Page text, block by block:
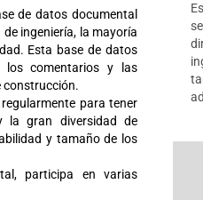
de datos documental
ingeniería, la mayoría
Esta base de datos
los comentarios y las
construcción.
para tener
la gran diversidad de
y tamaño de los
participa en varias